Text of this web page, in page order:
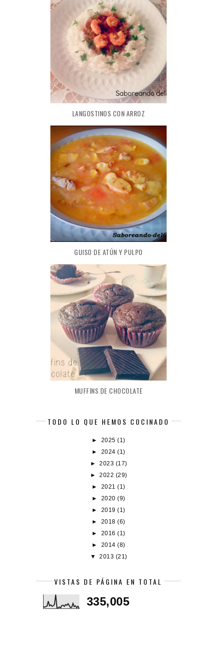
LANGOSTINOS CON ARROZ
GUISO DE ATÚN Y PULPO
MUFFINS DE CHOCOLATE
TODO LO QUE HEMOS COCINADO
► 2025(1)
► 2024(1)
► 2023 (17)
► 2022 (29)
► 2021(1)
► 2020(9)
► 2019(1)
► 2018(6)
► 2016(1)
► 2014(8)
▼ 2013 (21)
VISTAS DE PÁGINA EN TOTAL
335,005